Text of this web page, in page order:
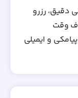
دقیق، رزرو
وقت
و ایمیلی